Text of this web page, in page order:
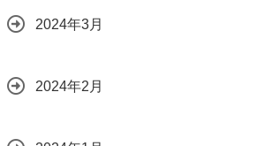
2024年3月
2024年2月